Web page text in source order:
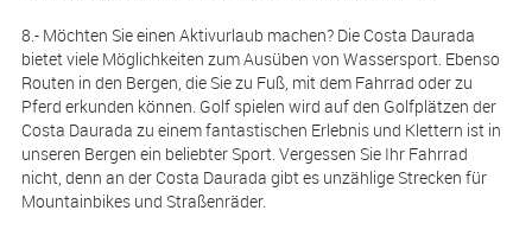
8.- Möchten Sie einen Aktivurlaub machen? Die Costa Daurada
bietet viele Möglichkeiten zum Ausüben von Wassersport. Ebenso
Routen in den Bergen, die Sie zu Fuß, mit dem Fahrrad oder zu
Pferd erkunden können. Golf spielen wird auf den Golfplätzen der
Costa Daurada zu einem fantastischen Erlebnis und Klettern ist in
unseren Bergen ein beliebter Sport. Vergessen Sie Ihr Fahrrad
nicht, denn an der Costa Daurada gibt es unzählige Strecken für
Mountainbikes und Straßenräder.